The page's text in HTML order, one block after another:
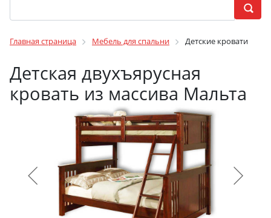
Главная страница Мебель для спальни Детские кровати
Детская двухъярусная
кровать из массива Мальта